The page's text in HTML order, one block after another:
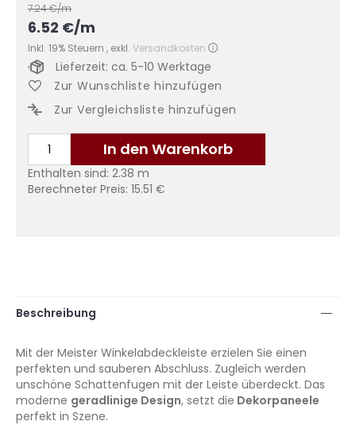
7.24€/m
6.52 €/m
Inkl. 19% Steuern , exkl. Versandkosten
In den Warenkorb
Enthalten sind: 2.38 m
Berechneter Preis: 15.51 €
Lieferzeit: ca. 5-10 Werktage
Zur Wunschliste hinzufügen
Zur Vergleichsliste hinzufügen
Beschreibung
Mit der Meister Winkelabdeckleiste erzielen Sie einen
perfekten und sauberen Abschluss. Zugleich werden
unschöne Schattenfugen mit der Leiste überdeckt. Das
moderne geradlinige Design, setzt die Dekorpaneele
perfekt in Szene.